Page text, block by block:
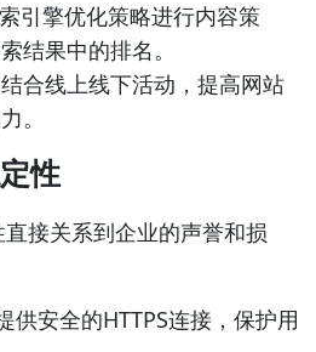
引擎优化策略进行内容策
结果中的排名。
结合线上线下活动，提高网站
。
性
接关系到企业的声誉和损
供安全的HTTPS连接，保护用